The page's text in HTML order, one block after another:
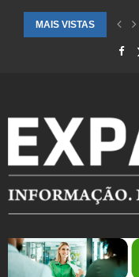
MAIS VISTAS
CIDADES ATENDIDAS